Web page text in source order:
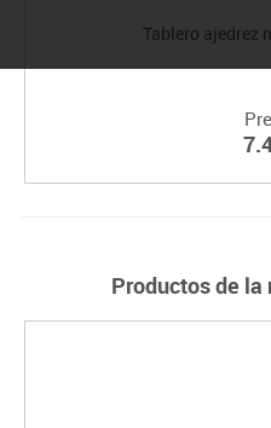
Tablero ajedrez
Productos de